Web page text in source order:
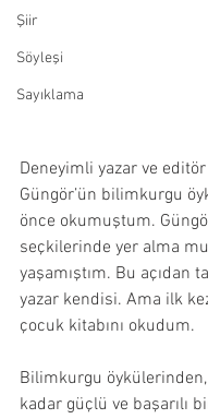
Şiir
Söyleşi
Sayıklama
Deneyimli yazar ve editör
Güngör’ün bilimkurgu
önce okumuştum.
seçkilerinde yer alma
yaşamıştım. Bu açıdan
yazar kendisi. Ama ilk
çocuk kitabını okudum.
Bilimkurgu öykülerinden,
kadar güçlü ve başarılı